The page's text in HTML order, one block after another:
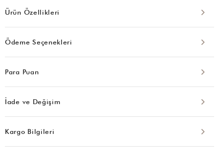
Ürün Özellikleri
Ödeme Seçenekleri
Para Puan
İade ve Değişim
Kargo Bilgileri